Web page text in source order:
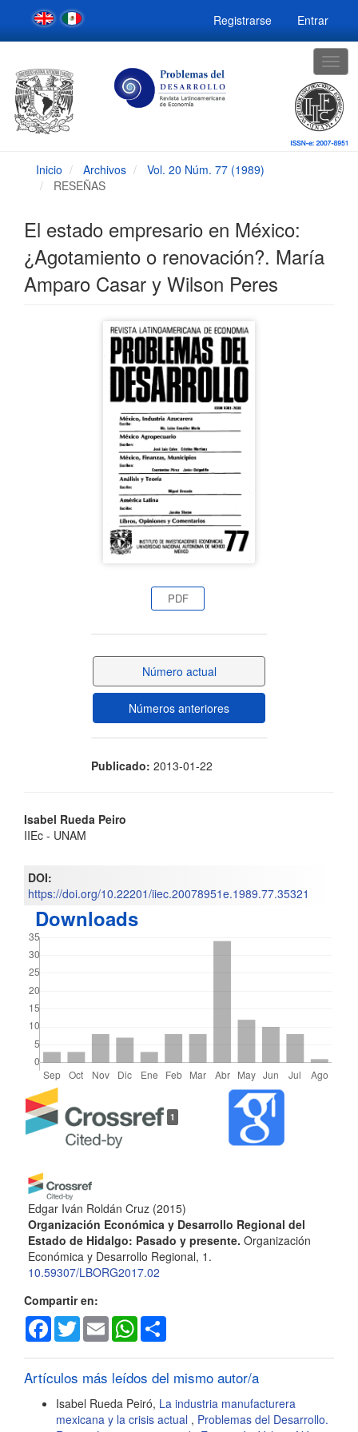
Navegación
principal
Contenido
Barra
lateral
Registrarse Entrar
Inicio Archivos
Vol. 20 Núm. 77 (1989)
RESEÑAS
El estado empresario en México:
¿Agotamiento o renovación?. María
Amparo Casar y Wilson Peres
PDF
Número actual
Números anteriores
Publicado: 2013-01-22
Contenido
del
artículo
Isabel Rueda Peiro
IIEc - UNAM
DOI:
https://doi.org/10.22201/iiec.20078951e.1989.77.35321
Downloads
Detalles
del
artículo
1
Edgar Iván Roldán Cruz (2015)
Organización Económica y Desarrollo Regional del
Estado de Hidalgo: Pasado y presente. Organización
Económica y Desarrollo Regional, 1.
10.59307/LBORG2017.02
Compartir en:
Facebook
Twitter Email WhatsApp
Artículos más leídos del mismo autor/a
Isabel Rueda Peiró, La industria manufacturera
mexicana y la crisis actual , Problemas del Desarrollo.